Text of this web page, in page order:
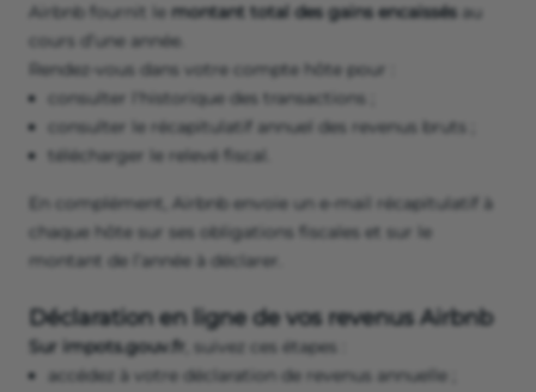
Airbnb fournit le montant total des gains encaissés au
cours d’une année.
Rendez-vous dans votre compte hôte pour :
consulter l'historique des transactions ;
consulter le récapitulatif annuel des revenus bruts ;
télécharger le relevé fiscal.
En complément, Airbnb envoie un e-mail récapitulatif à
chaque hôte sur ses obligations fiscales et sur le
montant de l’année à déclarer.
Déclaration en ligne de vos revenus Airbnb
Sur impots.gouv.fr , suivez ces étapes :
accédez à votre déclaration de revenus annuelle ;